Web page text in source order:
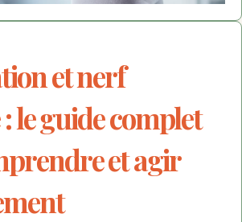
et nerf
le guide complet
et agir